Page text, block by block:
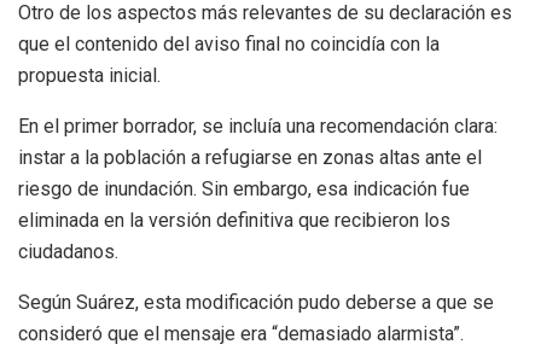
Otro de los aspectos más relevantes de su declaración es
que el contenido del aviso final no coincidía con la
propuesta inicial.
En el primer borrador, se incluía una recomendación clara:
instar a la población a refugiarse en zonas altas ante el
riesgo de inundación. Sin embargo, esa indicación fue
eliminada en la versión definitiva que recibieron los
ciudadanos.
Según Suárez, esta modificación pudo deberse a que se
consideró que el mensaje era “demasiado alarmista”.